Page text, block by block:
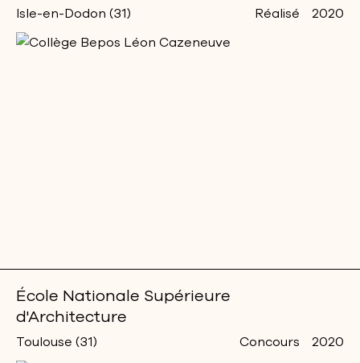
Réalisé
Isle-en-Dodon (31) 2020
École Nationale Supérieure
d'Architecture
Concours
Toulouse (31) 2020